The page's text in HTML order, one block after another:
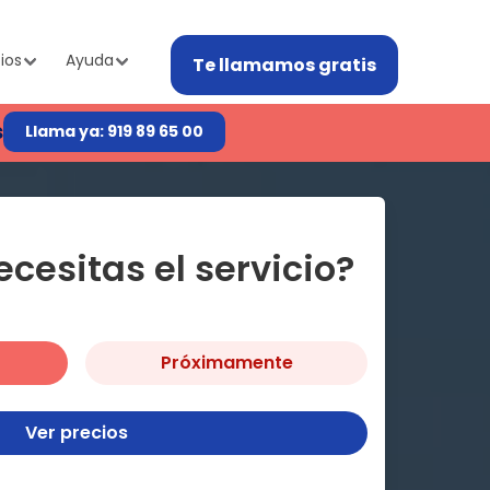
Ayuda Te llamamos gratis
Llama ya: 919 89 65 00
el servicio?
Próximamente
Ver precios